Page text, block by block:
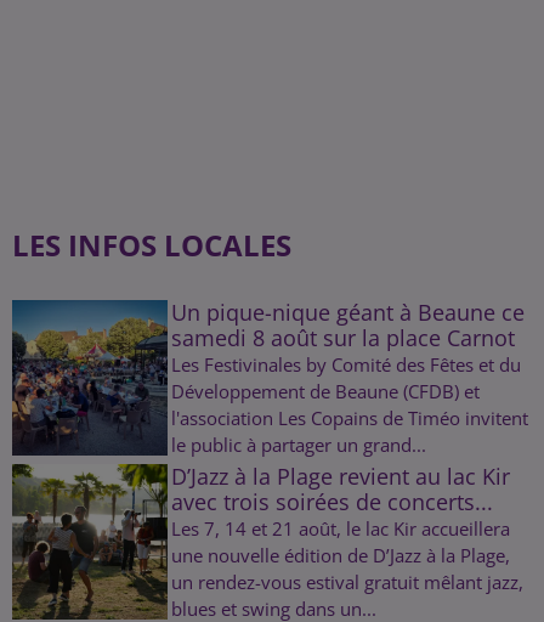
LES INFOS LOCALES
Un pique-nique géant à Beaune ce
samedi 8 août sur la place Carnot
Les Festivinales by Comité des Fêtes et du
Développement de Beaune (CFDB) et
l'association Les Copains de Timéo invitent
le public à partager un grand...
D’Jazz à la Plage revient au lac Kir
avec trois soirées de concerts...
Les 7, 14 et 21 août, le lac Kir accueillera
une nouvelle édition de D’Jazz à la Plage,
un rendez-vous estival gratuit mêlant jazz,
blues et swing dans un...